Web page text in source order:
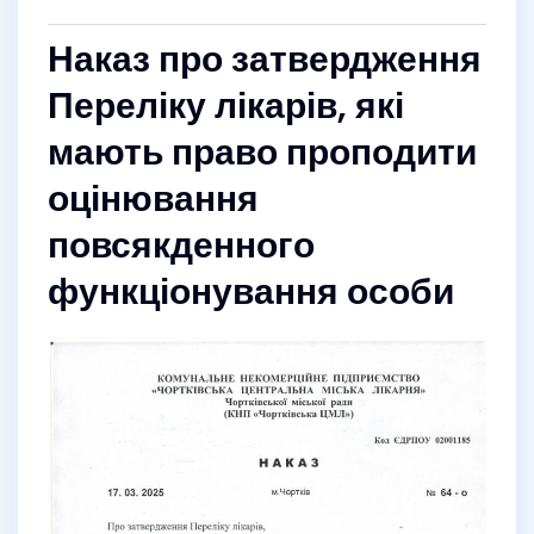
Наказ про затвердження
Переліку лікарів, які
мають право проподити
оцінювання
повсякденного
функціонування особи